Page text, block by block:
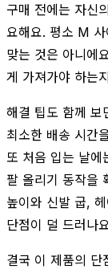
구매 전에는 자신
요해요. 평소 M
맞는 것은 아니에
게 가져가야 하는
해결 팁도 함께 보
최소한 배송 시간
또 처음 입는 날에
팔 올리기 동작을
높이와 신발 굽,
단점이 덜 드러나
결국 이 제품의 단